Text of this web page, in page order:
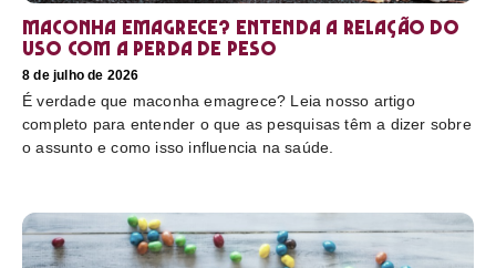
Maconha emagrece? Entenda a relação do
uso com a perda de peso
8 de julho de 2026
É verdade que maconha emagrece? Leia nosso artigo
completo para entender o que as pesquisas têm a dizer sobre
o assunto e como isso influencia na saúde.